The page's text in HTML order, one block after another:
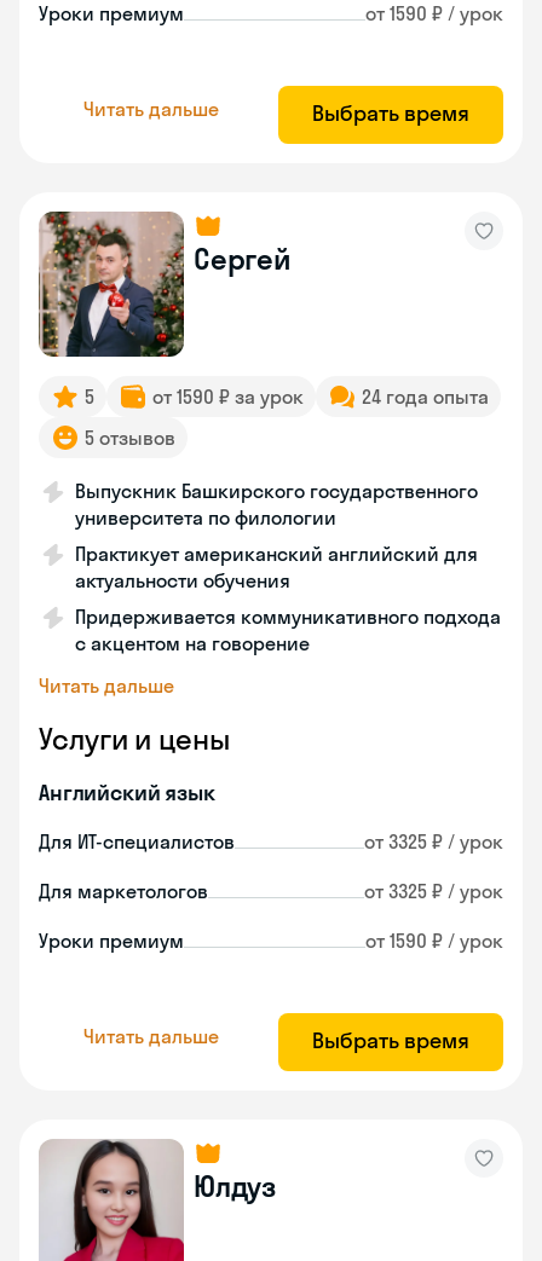
Уроки премиум от 1590 ₽ / урок
Читать дальше Выбрать время
Сергей
5 от 1590 ₽ за урок
24 года опыта
5 отзывов
Выпускник Башкирского государственного
университета по филологии
Практикует американский английский для
актуальности обучения
Придерживается коммуникативного подхода
с акцентом на говорение
Читать дальше
Услуги и цены
Английский язык
Для ИТ-специалистов от 3325 ₽ / урок
Для маркетологов от 3325 ₽ / урок
Уроки премиум от 1590 ₽ / урок
Читать дальше Выбрать время
Юлдуз